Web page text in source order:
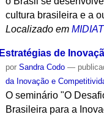
cultura brasileira e a
Localizado em
Estratégias de
porSandra Codo —
da Inovação e
O seminário "O
Brasileira para a